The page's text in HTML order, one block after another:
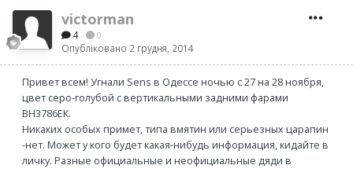
victorman
4 0
Опубліковано 2 грудня, 2014
Привет всем! Угнали Sens в Одессе ночью с 27 на 28 ноября,
цвет серо-голубой с вертикальными задними фарами
ВН3786ЕК.
Никаких особых примет, типа вмятин или серьезных царапин
-нет. Может у кого будет какая-нибудь информация, кидайте в
личку. Разные официальные и неофициальные дяди в